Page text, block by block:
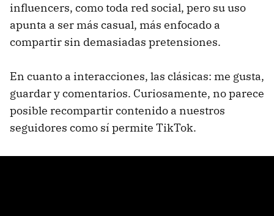
influencers, como toda red social, pero su uso
apunta a ser más casual, más enfocado a
compartir sin demasiadas pretensiones.
En cuanto a interacciones, las clásicas: me gusta,
guardar y comentarios. Curiosamente, no parece
posible recompartir contenido a nuestros
seguidores como sí permite TikTok.